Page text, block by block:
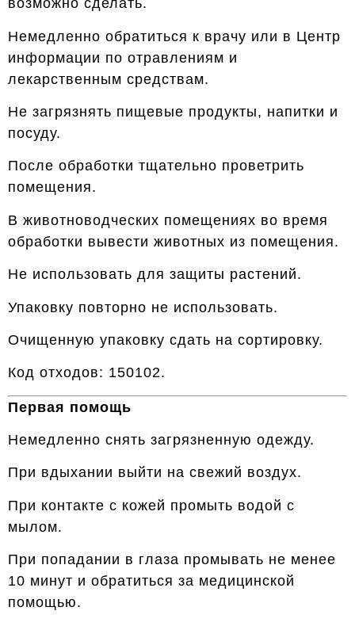
возможно сделать.
Немедленно обратиться к врачу или в Центр
информации по отравлениям и
лекарственным средствам.
Не загрязнять пищевые продукты, напитки и
посуду.
После обработки тщательно проветрить
помещения.
В животноводческих помещениях во время
обработки вывести животных из помещения.
Не использовать для защиты растений.
Упаковку повторно не использовать.
Очищенную упаковку сдать на сортировку.
Код отходов: 150102.
Первая помощь
Немедленно снять загрязненную одежду.
При вдыхании выйти на свежий воздух.
При контакте с кожей промыть водой с
мылом.
При попадании в глаза промывать не менее
10 минут и обратиться за медицинской
помощью.